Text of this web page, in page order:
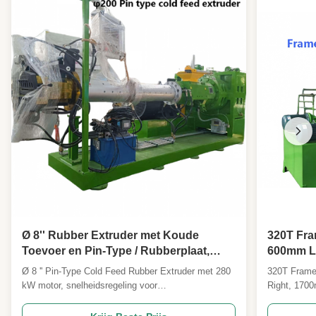
Ø 8'' Rubber Extruder met Koude
Toevoer en Pin-Type / Rubberplaat,
Bandenprofiel Extruder
Ø 8 '' Pin-Type Cold Feed Rubber Extruder met 280
kW motor, snelheidsregeling voor
u. Beschikt over pin-type cold-feed-technologie voor
320T
600mm
en
Hot
320T
Right,